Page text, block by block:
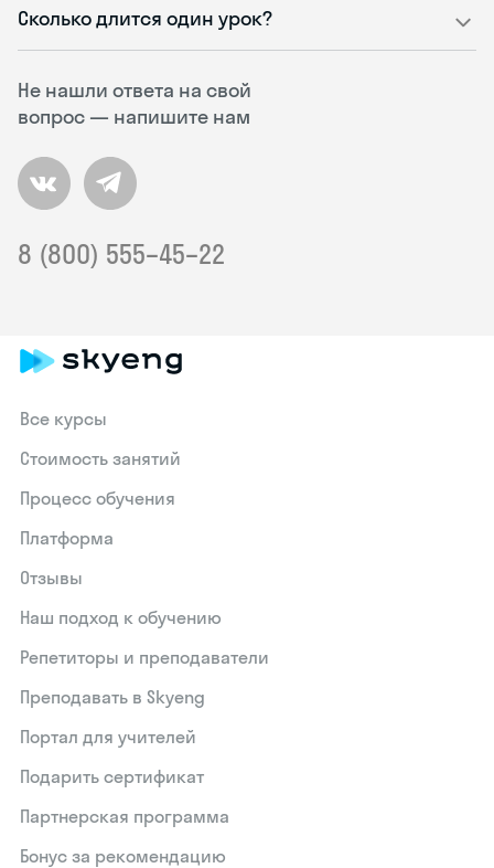
Не нашли ответа на свой
вопрос — напишите нам
8 (800) 555–45–22
Сколько длится один урок?
Все курсы
Стоимость занятий
Процесс обучения
Платформа
Отзывы
Наш подход к обучению
Репетиторы и преподаватели
Преподавать в Skyeng
Портал для учителей
Подарить сертификат
Партнерская программа
Бонус за рекомендацию